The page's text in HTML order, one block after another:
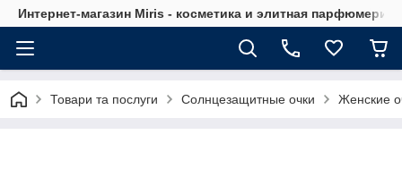
Интернет-магазин Мiris - косметика и элитная
Товари та послуги Солнцезащитные очки Женские